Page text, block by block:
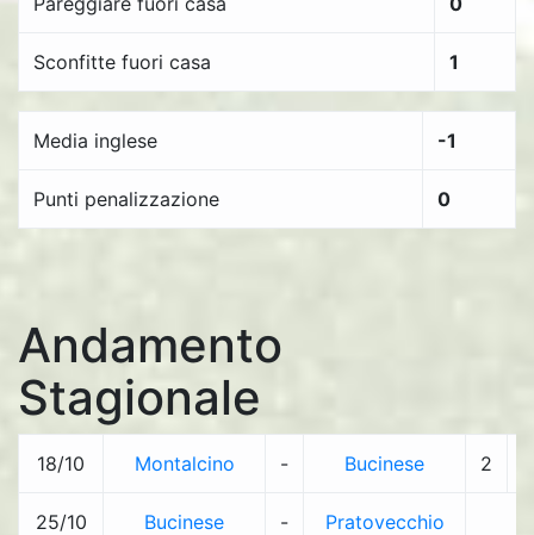
Sconfitte fuori casa 1
Media inglese -1
Punti penalizzazione 0
Andamento
Stagionale
18/10 Montalcino - Bucinese 2
25/10 Bucinese - Pratovecchio